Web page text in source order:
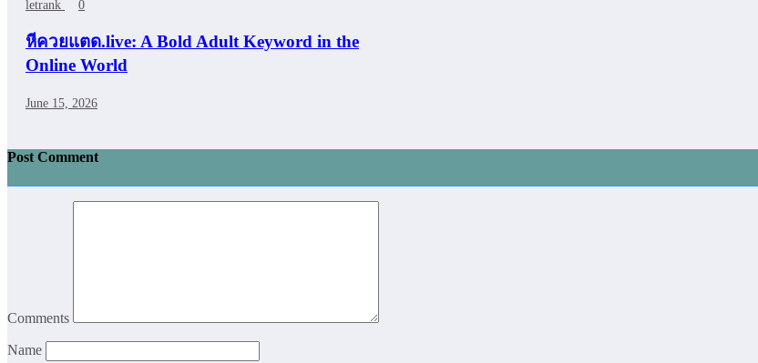
letrank 0
หีควยแตด.live: A Bold Adult Keyword in the
Online World
June 15, 2026
Post Comment
Comments
Name